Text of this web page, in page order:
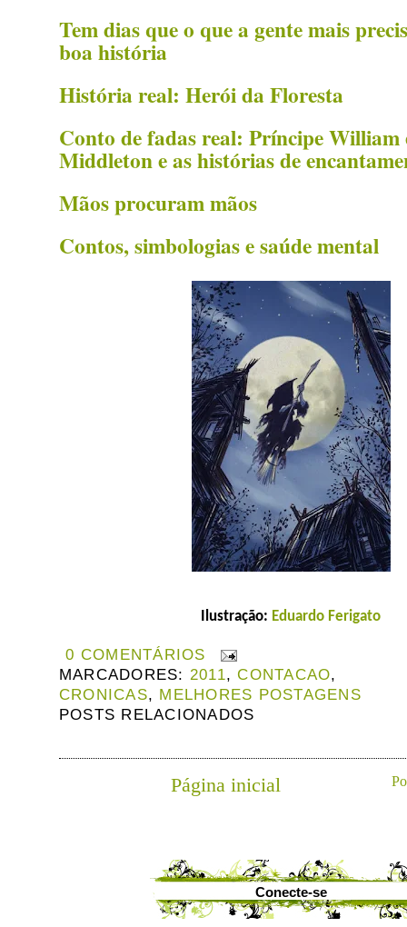
Tem dias que o que a gente mais
boa história
História real: Herói da Floresta
Conto de fadas real: Príncipe William
Middleton e as histórias de
Mãos procuram mãos
Contos, simbologias e saúde mental
Ilustração: Eduardo Ferigato
0 COMENTÁRIOS
MARCADORES: 2011,CONTACAO,
CRONICAS, MELHORES POSTAGENS
POSTS RELACIONADOS
Página inicial
Conecte-se